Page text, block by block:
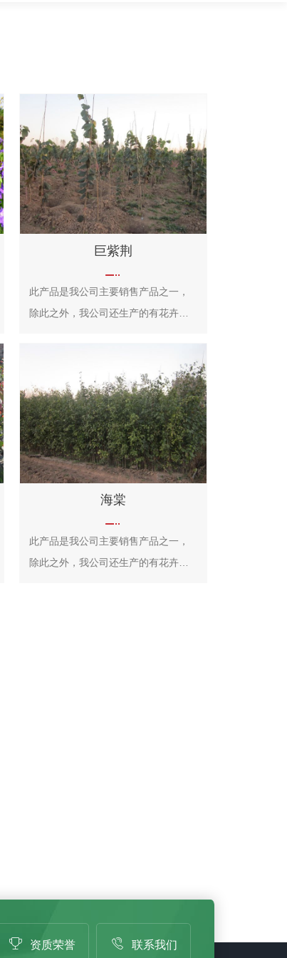
巨紫荆
此产品是我公司主要销售产品之一，
除此之外，我公司还生产的有花卉类
海棠
此产品是我公司主要销售产品之一，
除此之外，我公司还生产的有花卉类
资质荣誉 联系我们